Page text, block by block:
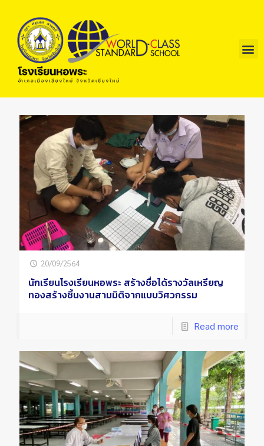
20/09/2564
นักเรียนโรงเรียนหอพระ สร้างชื่อได้รางวัลเหรียญ
ทองสร้างชิ้นงานสามมิติจากแบบวิศวกรรม
Read more